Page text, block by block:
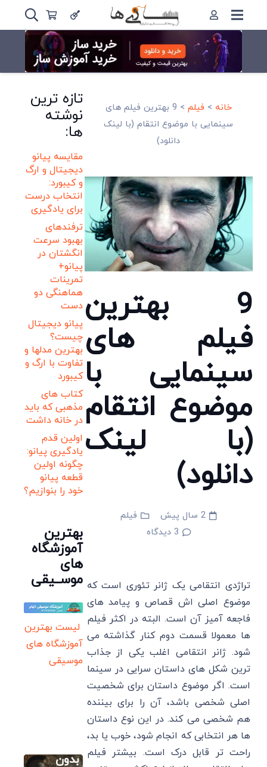
خانه > فیلم >
9 بهترین فیلم های
سینمایی با موضوع انتقام (با لینک
دانلود)
9 بهترین
فیلم های
سینمایی با
موضوع انتقام
(با لینک
دانلود)
2 سال پیش
فیلم
3 دیدگاه
تراژدی انتقامی یک ژانر تئوری است که
موضوع اصلی اش قصاص و پیامد های
فاجعه آمیز آن است. البته در اکثر فیلم
ها معمولا قسمت دوم کنار گذاشته می
شود. ژانر انتقامی اغلب یکی از جذاب
ترین شکل های داستان سرایی در سینما
است. اگر موضوع داستان برای شخصیت
اصلی شخصی باشد، آن را برای بیننده
هم شخصی می کند. در این نوع داستان
ها هر انتخابی که انجام شود، خوب یا بد،
راحت ‌تر قابل درک است. بیشتر فیلم
تازه ترین
نوشته
ها:
مقایسه پیانو
دیجیتال و ارگ
و کیبورد:
انتخاب درست
برای یادگیری
ترفندهای
بهبود سرعت
انگشتان در
پیانو+
تمرینات
هماهنگی دو
دست
پیانو دیجیتال
چیست؟
بهترین مدلها و
تفاوت با ارگ و
کیبورد
کتاب های
مذهبی که باید
در خانه داشت
اولین قدم
یادگیری پیانو:
چگونه اولین
قطعه پیانو
خود را بنوازیم؟
بهترین
آموزشگاه
های
موســیقی
لیست بهترین
آموزشگاه های
موسیقی
بدون